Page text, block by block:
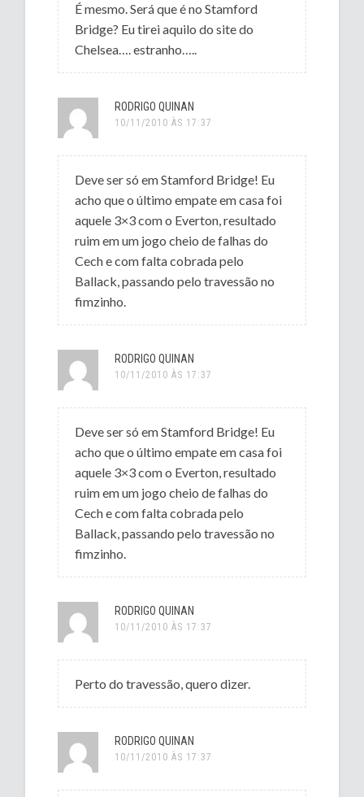
É mesmo. Será que é no Stamford
Bridge? Eu tirei aquilo do site do
Chelsea…. estranho…..
RODRIGO QUINAN
10/11/2010 ÀS 17:37
Deve ser só em Stamford Bridge! Eu
acho que o último empate em casa foi
aquele 3×3 com o Everton, resultado
ruim em um jogo cheio de falhas do
Cech e com falta cobrada pelo
Ballack, passando pelo travessão no
fimzinho.
RODRIGO QUINAN
10/11/2010 ÀS 17:37
Deve ser só em Stamford Bridge! Eu
acho que o último empate em casa foi
aquele 3×3 com o Everton, resultado
ruim em um jogo cheio de falhas do
Cech e com falta cobrada pelo
Ballack, passando pelo travessão no
fimzinho.
RODRIGO QUINAN
10/11/2010 ÀS 17:37
Perto do travessão, quero dizer.
RODRIGO QUINAN
10/11/2010 ÀS 17:37